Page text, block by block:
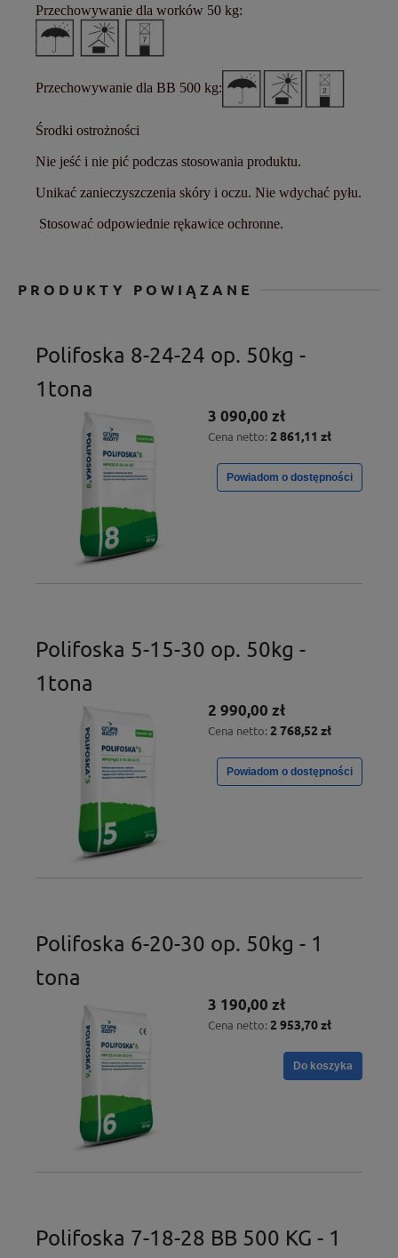
Przechowywanie dla worków 50 kg:
Przechowywanie dla BB 500 kg:
Środki ostrożności
Nie jeść i nie pić podczas stosowania produktu.
Unikać zanieczyszczenia skóry i oczu. Nie wdychać pyłu.
Stosować odpowiednie rękawice ochronne.
PRODUKTY POWIĄZANE
Polifoska 8-24-24 op. 50kg -
1tona
3 090,00 zł
Cena netto: 2 861,11 zł
Powiadom o dostępności
Polifoska 5-15-30 op. 50kg -
1tona
2 990,00 zł
Cena netto: 2 768,52 zł
Powiadom o dostępności
Polifoska 6-20-30 op. 50kg - 1
tona
3 190,00 zł
Cena netto: 2 953,70 zł
Do koszyka
Polifoska 7-18-28 BB 500 KG - 1